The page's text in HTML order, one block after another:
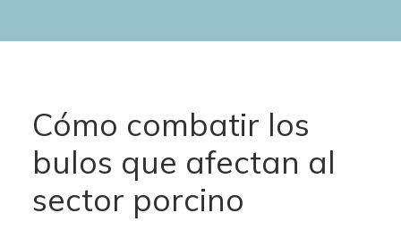
Cómo combatir los
bulos que afectan al
sector porcino